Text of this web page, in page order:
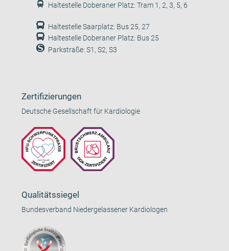
Haltestelle Doberaner Platz: Tram 1, 2, 3, 5, 6
Haltestelle Saarplatz: Bus 25, 27
Haltestelle Doberaner Platz: Bus 25
Parkstraße: S1, S2, S3
Zertifizierungen
Deutsche Gesellschaft für Kardiologie
Qualitätssiegel
Bundesverband Niedergelassener Kardiologen